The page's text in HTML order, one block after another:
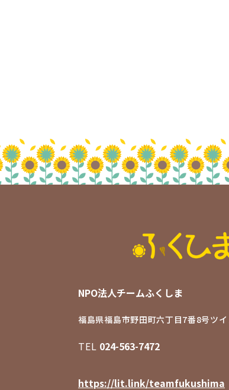
NPO法人チームふくしま
福島県福島市野田町六丁目7番8号ツ
TEL 024-563-7472
https://lit.link/teamfukushima